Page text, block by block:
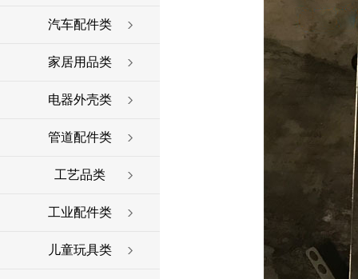
汽车配件类
家居用品类
电器外壳类
管道配件类
工艺品类
工业配件类
儿童玩具类